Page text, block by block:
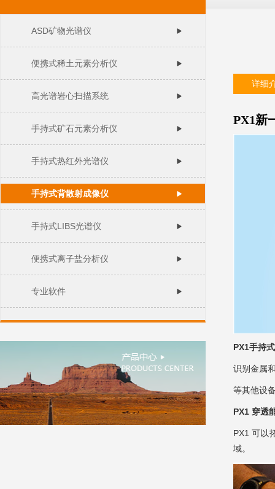
ASD矿物光谱仪
便携式稀土元素分析仪
高光谱岩心扫描系统
手持式矿石元素分析仪
手持式热红外光谱仪
手持式背散射成像仪
手持式LIBS光谱仪
便携式离子盐分析仪
专业软件
详细
PX1新
PX1手持
识别金属
等其他设
PX1 穿透
PX1 可以
域。